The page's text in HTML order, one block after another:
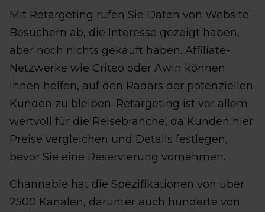
Mit Retargeting rufen Sie Daten von Website-
Besuchern ab, die Interesse gezeigt haben,
aber noch nichts gekauft haben. Affiliate-
Netzwerke wie Criteo oder Awin können
Ihnen helfen, auf den Radars der potenziellen
Kunden zu bleiben. Retargeting ist vor allem
wertvoll für die Reisebranche, da Kunden hier
Preise vergleichen und Details festlegen,
bevor Sie eine Reservierung vornehmen.
Channable hat die Spezifikationen von über
2500 Kanälen, darunter auch hunderte von